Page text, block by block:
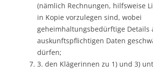
(nämlich Rechnungen, hilfsweise
in Kopie vorzulegen sind, wobei
geheimhaltungsbedürftige Details
auskunftspflichtigen Daten
dürfen;
3. den Klägerinnen zu 1) und 3)